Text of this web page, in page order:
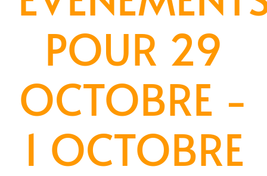
POUR 29
OCTOBRE -
1 OCTOBRE